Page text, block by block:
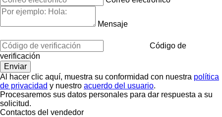
Mensaje
Código de
verificación
Al hacer clic aquí, muestra su conformidad con nuestra política
de privacidad y nuestro acuerdo del usuario.
Procesaremos sus datos personales para dar respuesta a su
solicitud.
Contactos del vendedor